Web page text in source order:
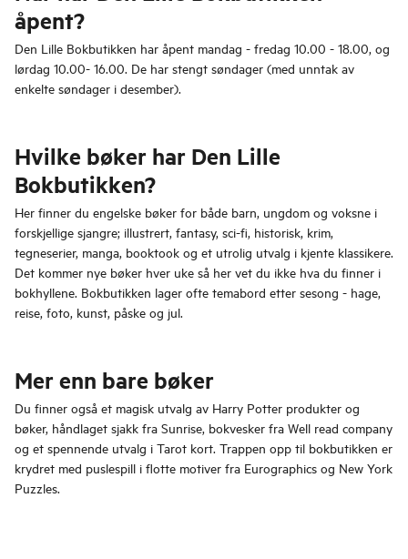
åpent?
Den Lille Bokbutikken har åpent mandag - fredag 10.00 - 18.00, og
lørdag 10.00- 16.00. De har stengt søndager (med unntak av
enkelte søndager i desember).
Hvilke bøker har Den Lille
Bokbutikken?
Her finner du engelske bøker for både barn, ungdom og voksne i
forskjellige sjangre; illustrert, fantasy, sci-fi, historisk, krim,
tegneserier, manga, booktook og et utrolig utvalg i kjente klassikere.
Det kommer nye bøker hver uke så her vet du ikke hva du finner i
bokhyllene. Bokbutikken lager ofte temabord etter sesong - hage,
reise, foto, kunst, påske og jul.
Mer enn bare bøker
Du finner også et magisk utvalg av Harry Potter produkter og
bøker, håndlaget sjakk fra Sunrise, bokvesker fra Well read company
og et spennende utvalg i Tarot kort. Trappen opp til bokbutikken er
krydret med puslespill i flotte motiver fra Eurographics og New York
Puzzles.